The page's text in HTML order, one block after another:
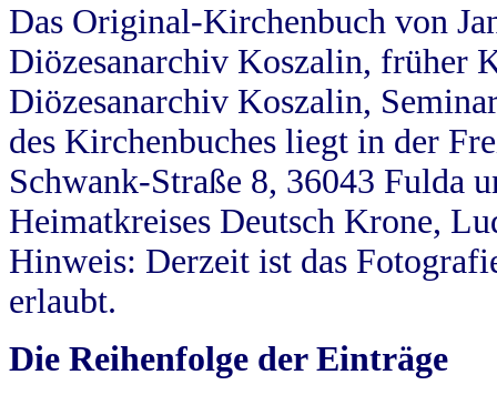
Das Original-Kirchenbuch von
Diözesanarchiv Koszalin, früher
Diözesanarchiv Koszalin,
des Kirchenbuches liegt in der
Schwank-Straße 8, 36043 Fulda
Heimatkreises Deutsch Krone,
Hinweis: Derzeit ist das
erlaubt.
Die Reihenfolge der Einträge